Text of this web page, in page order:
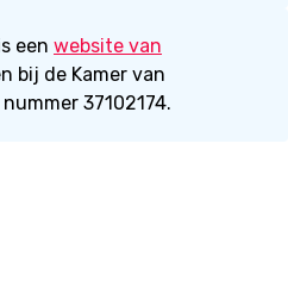
een website van
bij de Kamer van
37102174.